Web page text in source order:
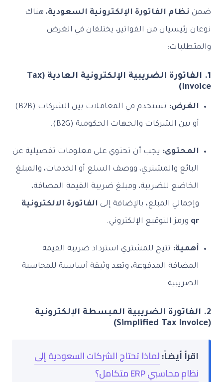
ضمن نظام الفاتورة الإلكترونية السعودية، هناك
نوعان رئيسيان من الفواتير، يختلفان في الغرض
والمتطلبات:
1. الفاتورة الضريبية الإلكترونية العادية (Tax
Invoice)
الغرض: تستخدم في المعاملات بين الشركات (B2B)
أو بين الشركات والجهات الحكومية (B2G).
المحتوى: يجب أن تحتوي على معلومات تفصيلية عن
البائع والمشتري، ووصف السلع أو الخدمات، والمبلغ
الخاضع للضريبة، ومبلغ ضريبة القيمة المضافة،
وإجمالي المبلغ، بالإضافة إلى الفاتورة الالكترونية
qr ورمز التوقيع الإلكتروني.
أهمية: تتيح للمشتري استرداد ضريبة القيمة
المضافة المدفوعة، وتعد وثيقة أساسية للمحاسبة
الضريبية.
2. الفاتورة الضريبية المبسطة الإلكترونية
(Simplified Tax Invoice)
اقرأ أيضاً:لماذا تحتاج الشركات السعودية إلى
نظام محاسبي ERP متكامل؟